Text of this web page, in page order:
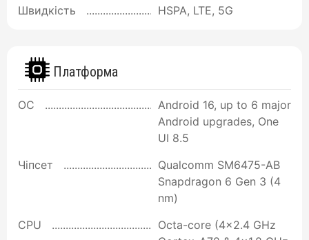
Швидкість
HSPA, LTE, 5G
Платформа
ОС
Android 16, up to 6 major
Android upgrades, One
UI 8.5
Чіпсет
Qualcomm SM6475-AB
Snapdragon 6 Gen 3 (4
nm)
CPU
Octa-core (4x2.4 GHz